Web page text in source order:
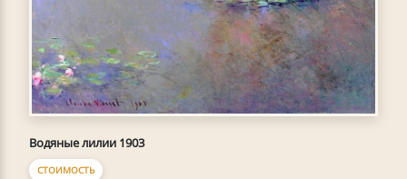
Водяные лилии 1903
СТОИМОСТЬ